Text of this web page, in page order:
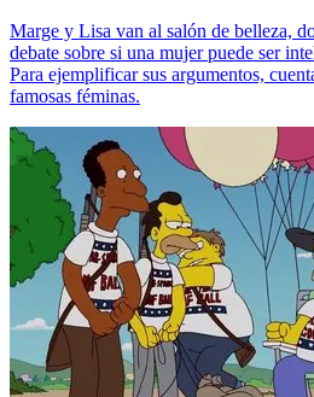
Marge y Lisa van al salón de belleza,
debate sobre si una mujer puede ser
Para ejemplificar sus argumentos,
famosas féminas.